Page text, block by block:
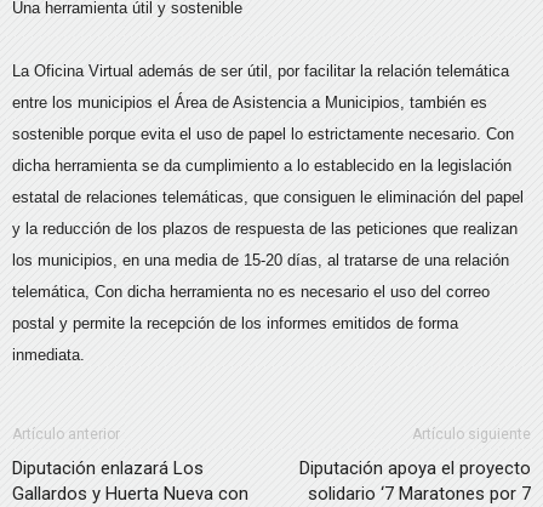
Una herramienta útil y sostenible
La Oficina Virtual además de ser útil, por facilitar la relación telemática
entre los municipios el Área de Asistencia a Municipios, también es
sostenible porque evita el uso de papel lo estrictamente necesario. Con
dicha herramienta se da cumplimiento a lo establecido en la legislación
estatal de relaciones telemáticas, que consiguen le eliminación del papel
y la reducción de los plazos de respuesta de las peticiones que realizan
los municipios, en una media de 15-20 días, al tratarse de una relación
telemática, Con dicha herramienta no es necesario el uso del correo
postal y permite la recepción de los informes emitidos de forma
inmediata.
Artículo anterior
Diputación enlazará Los
Gallardos y Huerta Nueva con
Artículo siguiente
Diputación apoya el proyecto
solidario ‘7 Maratones por 7